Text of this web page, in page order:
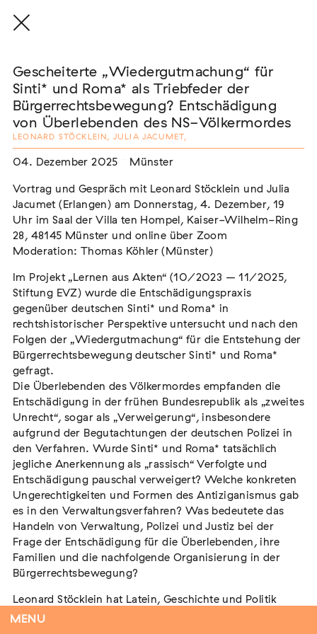
MENU
THE THREAD THAT HOLDS / DER FADEN,
DER HÄLT
Der Weg der Sinti und Roma
Extern
02. August 2026 - 16. August 2026 Darmstadt
Flucht – Internierung – Deportation –
Vernichtung
07. August 2026 Darmstadt
Tag der Menschlichkeit Verband Deutscher
Sinti und Roma, Landesverband Rheinland-
Pfalz nimmt teil
Extern
Gescheiterte „Wiedergutmachung“ für
Sinti* und Roma* als Triebfeder der
Bürgerrechtsbewegung? Entschädigung
von Überlebenden des NS-Völkermordes
LEONARD STÖCKLEIN , JULIA JACUMET,
04. Dezember 2025 Münster
Vortrag und Gespräch mit Leonard Stöcklein und Julia
Jacumet (Erlangen) am Donnerstag, 4. Dezember, 19
Uhr im Saal der Villa ten Hompel, Kaiser-Wilhelm-Ring
28, 48145 Münster und online über Zoom
Moderation: Thomas Köhler (Münster)
Im Projekt „Lernen aus Akten“ (10/2023 – 11/2025,
Stiftung EVZ) wurde die Entschädigungspraxis
gegenüber deutschen Sinti* und Roma* in
rechtshistorischer Perspektive untersucht und nach den
Folgen der „Wiedergutmachung“ für die Entstehung der
Bürgerrechtsbewegung deutscher Sinti* und Roma*
gefragt.
Die Überlebenden des Völkermordes empfanden die
Entschädigung in der frühen Bundesrepublik als „zweites
Unrecht“, sogar als „Verweigerung“, insbesondere
aufgrund der Begutachtungen der deutschen Polizei in
den Verfahren. Wurde Sinti* und Roma* tatsächlich
jegliche Anerkennung als „rassisch“ Verfolgte und
Entschädigung pauschal verweigert? Welche konkreten
Ungerechtigkeiten und Formen des Antiziganismus gab
es in den Verwaltungsverfahren? Was bedeutete das
Handeln von Verwaltung, Polizei und Justiz bei der
Frage der Entschädigung für die Überlebenden, ihre
Familien und die nachfolgende Organisierung in der
Bürgerrechtsbewegung?
Leonard Stöcklein hat Latein, Geschichte und Politik
studiert und ist seit 2022 wissenschaftlicher Mitarbeiter